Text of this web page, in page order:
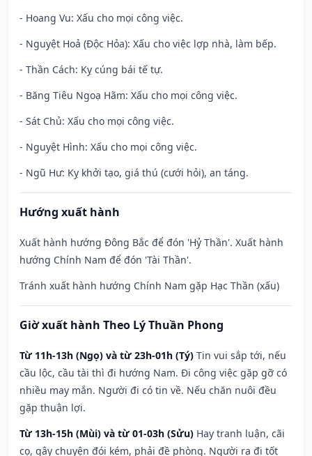
- Hoang Vu: Xấu cho mọi công việc.
- Nguyệt Hoả (Độc Hỏa): Xấu cho việc lợp nhà, làm bếp.
- Thần Cách: Kỵ cúng bái tế tự.
- Băng Tiêu Ngoạ Hãm: Xấu cho mọi công việc.
- Sát Chủ: Xấu cho mọi công việc.
- Nguyệt Hình: Xấu cho mọi công việc.
- Ngũ Hư: Kỵ khởi tạo, giá thú (cưới hỏi), an táng.
Hướng xuất hành
Xuất hành hướng Đông Bắc để đón 'Hỷ Thần'. Xuất hành
hướng Chính Nam để đón 'Tài Thần'.
Tránh xuất hành hướng Chính Nam gặp Hạc Thần (xấu)
Giờ xuất hành Theo Lý Thuần Phong
Từ 11h-13h (Ngọ) và từ 23h-01h (Tý) Tin vui sắp tới, nếu
cầu lộc, cầu tài thì đi hướng Nam. Đi công việc gặp gỡ có
nhiều may mắn. Người đi có tin về. Nếu chăn nuôi đều
gặp thuận lợi.
Từ 13h-15h (Mùi) và từ 01-03h (Sửu) Hay tranh luận, cãi
cọ, gây chuyện đói kém, phải đề phòng. Người ra đi tốt